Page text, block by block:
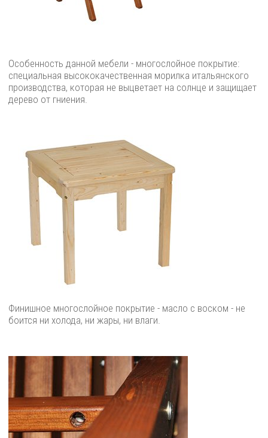
Особенность данной мебели - многослойное покрытие:
специальная высококачественная морилка итальянского
производства, которая не выцветает на солнце и защищает
дерево от гниения.
Финишное многослойное покрытие - масло с воском - не
боится ни холода, ни жары, ни влаги.